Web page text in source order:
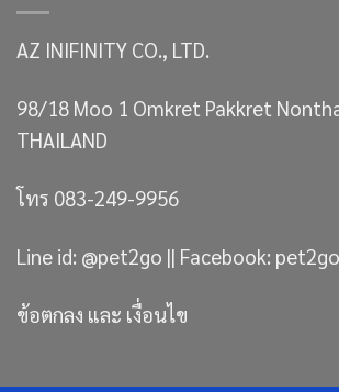
AZ INIFINITY CO., LTD.
98/18 Moo 1 Omkret Pakkret
THAILAND
โทร 083-249-9956
Line id: @pet2go || Facebook: pet2go
ข้อตกลง และ เงื่อนไข